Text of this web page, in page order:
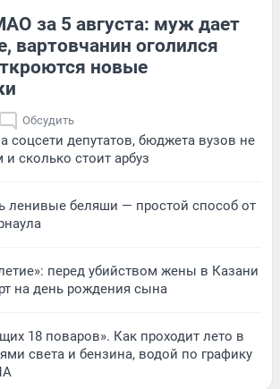
за 5 августа: муж дает
вартовчанин оголился
новые
Обсудить
соцсети депутатов, бюджета вузов не
сколько стоит арбуз
ленивые беляши — простой способ от
перед убийством жены в Казани
на день рождения сына
18 поваров». Как проходит лето в
света и бензина, водой по графику